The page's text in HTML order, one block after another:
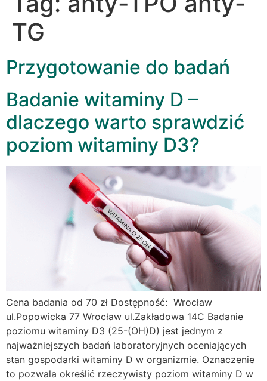
TG
Przygotowanie do badań
Badanie witaminy D –
dlaczego warto sprawdzić
poziom witaminy D3?
Cena badania od 70 zł Dostępność: Wrocław
ul.Popowicka 77 Wrocław ul.Zakładowa 14C Badanie
poziomu witaminy D3 (25-(OH)D) jest jednym z
najważniejszych badań laboratoryjnych oceniających
stan gospodarki witaminy D w organizmie. Oznaczenie
to pozwala określić rzeczywisty poziom witaminy D w